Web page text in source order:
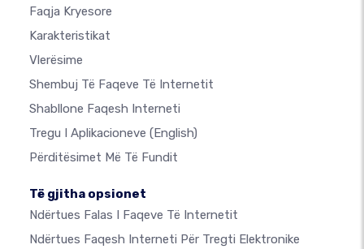
Faqja Kryesore
Karakteristikat
Vlerësime
Shembuj Të Faqeve Të Internetit
Shabllone Faqesh Interneti
Tregu I Aplikacioneve (English)
Përditësimet Më Të Fundit
Të gjitha opsionet
Ndërtues Falas I Faqeve Të Internetit
Ndërtues Faqesh Interneti Për Tregti Elektronike